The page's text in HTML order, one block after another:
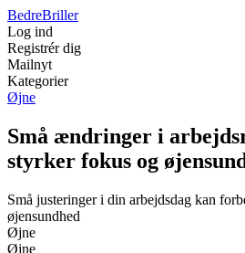
BedreBriller
Log ind
Registrér dig
Mailnyt
Kategorier
Øjne
Små ændringer i
styrker fokus og
Små justeringer i din arbejdsdag kan
øjensundhed
Øjne
Øjne